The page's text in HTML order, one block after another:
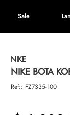
Sale
NIKE
NIKE BOTA
Ref:: FZ7335-100